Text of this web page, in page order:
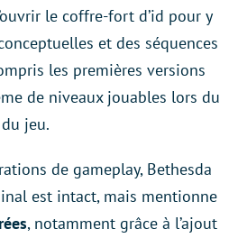
le coffre-fort d’id pour y
et des séquences
les premières versions
de niveaux jouables lors du
jeu.
de gameplay, Bethesda
est intact, mais mentionne
, notamment grâce à l’ajout